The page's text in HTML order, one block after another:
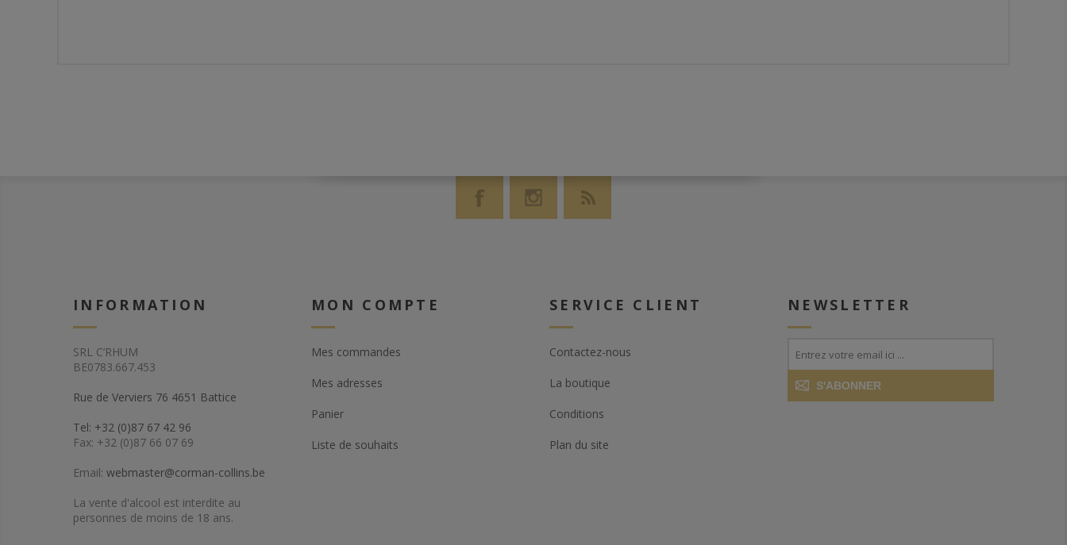
INFORMATION
SRL C’RHUM
BE0783.667.453
Rue de Verviers 76 4651 Battice
Tel: +32 (0)87 67 42 96
Fax: +32 (0)87 66 07 69
Email: webmaster@corman-collins.be
La vente d'alcool est interdite au
personnes de moins de 18 ans.
MON COMPTE
Mes commandes
Mes adresses
Panier
Liste de souhaits
SERVICE CLIENT
Contactez-nous
La boutique
Conditions
Plan du site
NEWSLETTER
S'ABONNER